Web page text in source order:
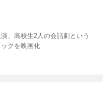
、高校生2人の会話劇という
クを映画化